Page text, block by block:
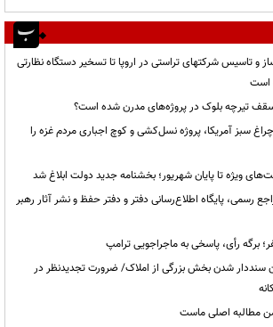
و تاسیس شرکتهای تراستی در اروپا تا تسخیر دستگاه نظارتی
است
سقف تیرچه بلوک در پروژه‌های مدرن شده است؟
سبز آمریکا، پروژه نسل‌کشی و کوچ اجباری مردم غزه را
ویژه تا پایان شهریور؛ بخشنامه جدید دولت ابلاغ شد
رسمی، پایگاه اطلاع‌رسانی دفتر و دفتر حفظ و نشر آثار رهبر
برگه رأی، پاسخی به ماجراجویی ترامپ
سنددار شدن بخش بزرگی از املاک/ ضرورت تجدیدنظر در
مطالبه اصلی ماست